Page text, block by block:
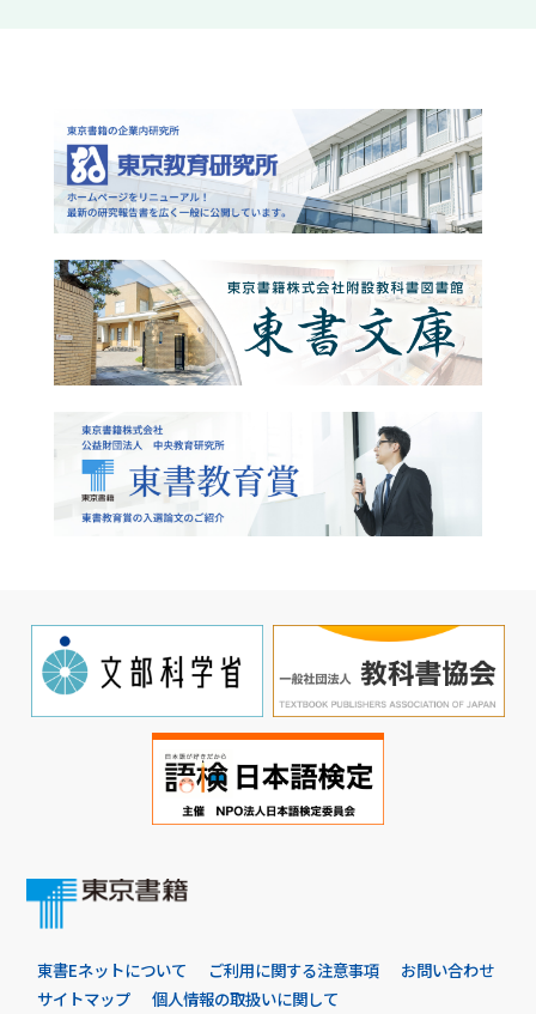
東書Eネットについて ご利用に関する注意事項
お問い合わせ
サイトマップ
個人情報の取扱いに関して